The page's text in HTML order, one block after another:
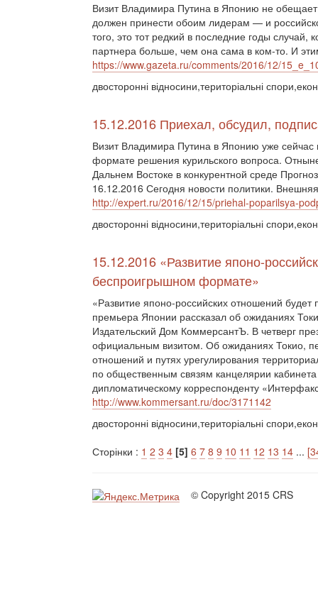
Визит Владимира Путина в Японию не
должен принести обоим лидерам — и
того, это тот редкий в последние годы случай,
партнера больше, чем она сама в ком-то. И
https://www.gazeta.ru/comments/2016/12/
двосторонні відносини,територіальні
15.12.2016 Приехал, обсудил,
Визит Владимира Путина в Японию уже
формате решения курильского вопроса.
Дальнем Востоке в конкурентной среде
16.12.2016 Сегодня новости политики.
http://expert.ru/2016/12/15/priehal-poparilsya-
двосторонні відносини,територіальні
15.12.2016 «Развитие японо-
беспроигрышном формате»
«Развитие японо-российских отношений
премьера Японии рассказал об ожиданиях
Издательский Дом КоммерсантЪ. В четверг
официальным визитом. Об ожиданиях Токио,
отношений и путях урегулирования
по общественным связям канцелярии
дипломатическому корреспонденту
http://www.kommersant.ru/doc/3171142
двосторонні відносини,територіальні
Сторінки : 1 2 3 4 [5] 6 7 8 9 10 11 12 13 14 ...
© Copyright 2015 CRS